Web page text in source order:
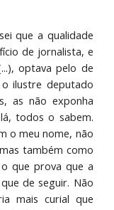
que a qualidade
de jornalista, e
optava pelo de
ilustre deputado
as não exponha
todos o sabem.
o meu nome, não
também como
que prova que a
de seguir. Não
mais curial que